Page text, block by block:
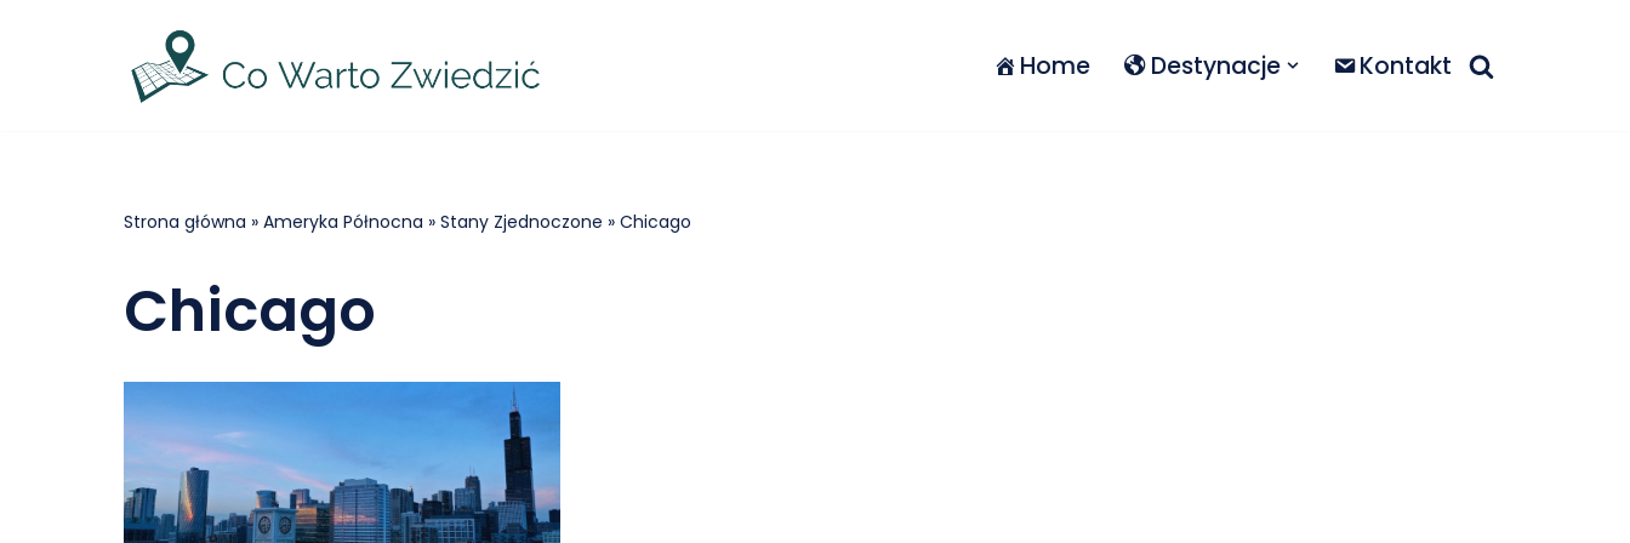
Home Destynacje Kontakt
Strona główna » Ameryka Północna » Stany Zjednoczone » Chicago
Chicago